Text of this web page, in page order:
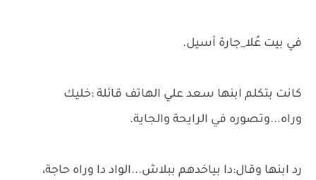
في بيت عُلا_جارة أسيل.
كانت بتكلم ابنها سعد علي الهاتف قائلة :خليك
وراه...وتصوره في الرايحة والجاية.
رد ابنها وقال:دا بياخدهم ببلاش...الواد دا وراه حاجة،